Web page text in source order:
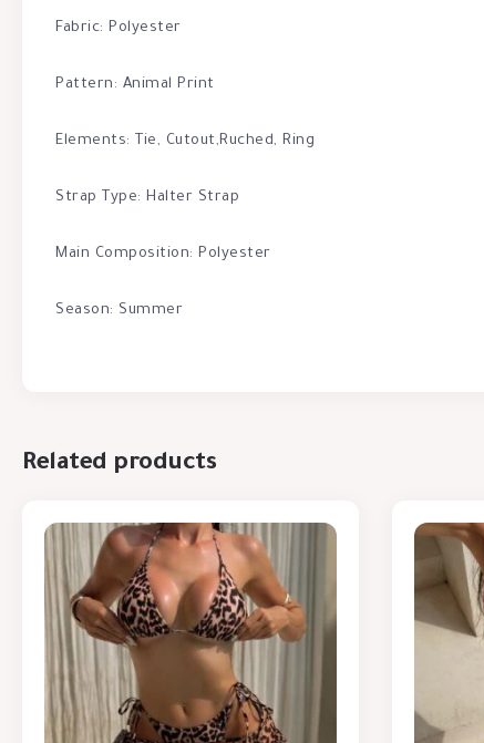
Fabric: Polyester
Pattern: Animal Print
Elements: Tie, Cutout,Ruched, Ring
Strap Type: Halter Strap
Main Composition: Polyester
Season: Summer
Related products